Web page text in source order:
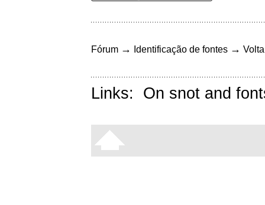
Fórum → Identificação de fontes →
Links: On snot and